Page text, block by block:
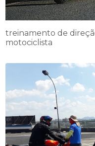
treinamento de
motociclista